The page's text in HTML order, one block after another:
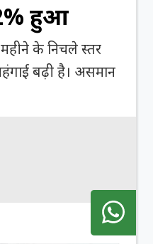
हुआ
के निचले स्तर
बढ़ी है। असमान